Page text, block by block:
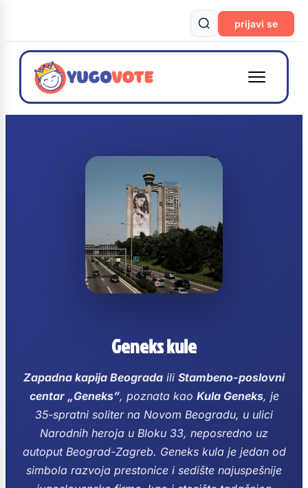
prijavi se
Geneks kule
Zapadna kapija Beograda ili Stambeno-poslovni
centar „Geneks”, poznata kao Kula Geneks, je
35-spratni soliter na Novom Beogradu, u ulici
Narodnih heroja u Bloku 33, neposredno uz
autoput Beograd-Zagreb. Geneks kula je jedan od
simbola razvoja prestonice i sedište najuspešnije